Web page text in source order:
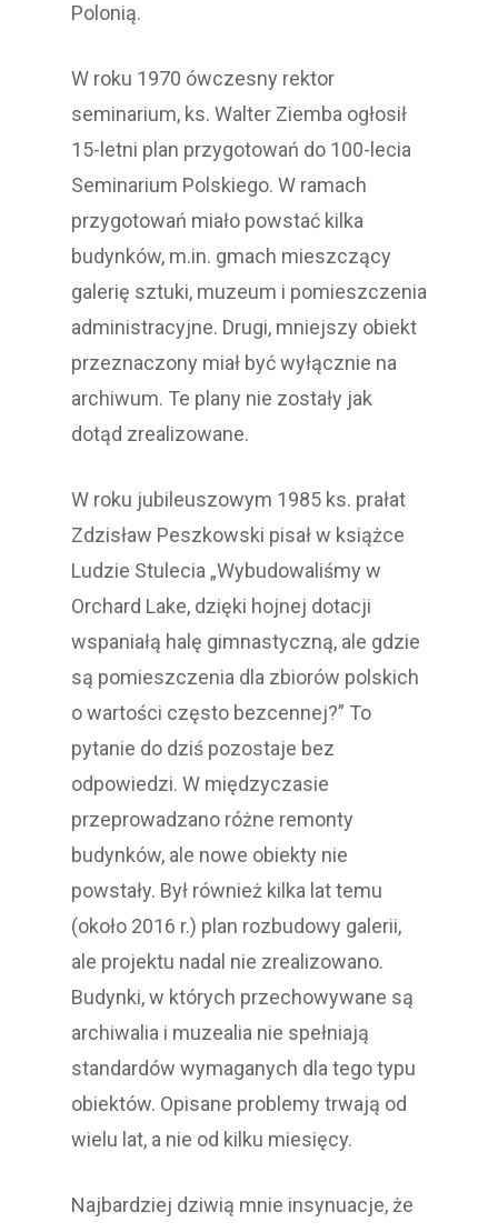
Polonią.
W roku 1970 ówczesny rektor
seminarium, ks. Walter Ziemba ogłosił
15-letni plan przygotowań do 100-lecia
Seminarium Polskiego. W ramach
przygotowań miało powstać kilka
budynków, m.in. gmach mieszczący
galerię sztuki, muzeum i pomieszczenia
administracyjne. Drugi, mniejszy obiekt
przeznaczony miał być wyłącznie na
archiwum. Te plany nie zostały jak
dotąd zrealizowane.
W roku jubileuszowym 1985 ks. prałat
Zdzisław Peszkowski pisał w książce
Ludzie Stulecia „Wybudowaliśmy w
Orchard Lake, dzięki hojnej dotacji
wspaniałą halę gimnastyczną, ale gdzie
są pomieszczenia dla zbiorów polskich
o wartości często bezcennej?” To
pytanie do dziś pozostaje bez
odpowiedzi. W międzyczasie
przeprowadzano różne remonty
budynków, ale nowe obiekty nie
powstały. Był również kilka lat temu
(około 2016 r.) plan rozbudowy galerii,
ale projektu nadal nie zrealizowano.
Budynki, w których przechowywane są
archiwalia i muzealia nie spełniają
standardów wymaganych dla tego typu
obiektów. Opisane problemy trwają od
wielu lat, a nie od kilku miesięcy.
Najbardziej dziwią mnie insynuacje, że